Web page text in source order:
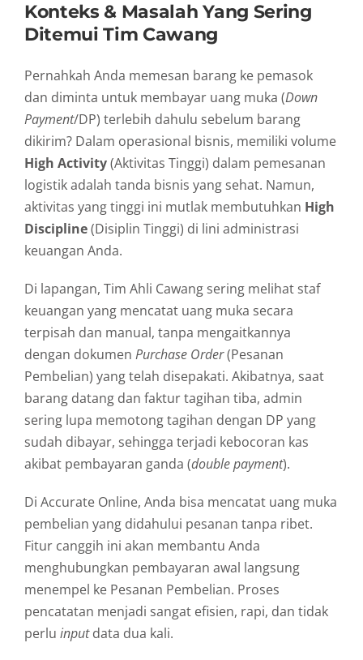
Konteks & Masalah Yang Sering
Ditemui Tim Cawang
Pernahkah Anda memesan barang ke pemasok
dan diminta untuk membayar uang muka (Down
Payment/DP) terlebih dahulu sebelum barang
dikirim? Dalam operasional bisnis, memiliki volume
High Activity(Aktivitas Tinggi) dalam pemesanan
logistik adalah tanda bisnis yang sehat. Namun,
aktivitas yang tinggi ini mutlak membutuhkan High
Discipline(Disiplin Tinggi) di lini administrasi
keuangan Anda.
Di lapangan, Tim Ahli Cawang sering melihat staf
keuangan yang mencatat uang muka secara
terpisah dan manual, tanpa mengaitkannya
dengan dokumen Purchase Order(Pesanan
Pembelian) yang telah disepakati. Akibatnya, saat
barang datang dan faktur tagihan tiba, admin
sering lupa memotong tagihan dengan DP yang
sudah dibayar, sehingga terjadi kebocoran kas
akibat pembayaran ganda (double payment).
Di Accurate Online, Anda bisa mencatat uang muka
pembelian yang didahului pesanan tanpa ribet.
Fitur canggih ini akan membantu Anda
menghubungkan pembayaran awal langsung
menempel ke Pesanan Pembelian. Proses
pencatatan menjadi sangat efisien, rapi, dan tidak
perlu inputdata dua kali.